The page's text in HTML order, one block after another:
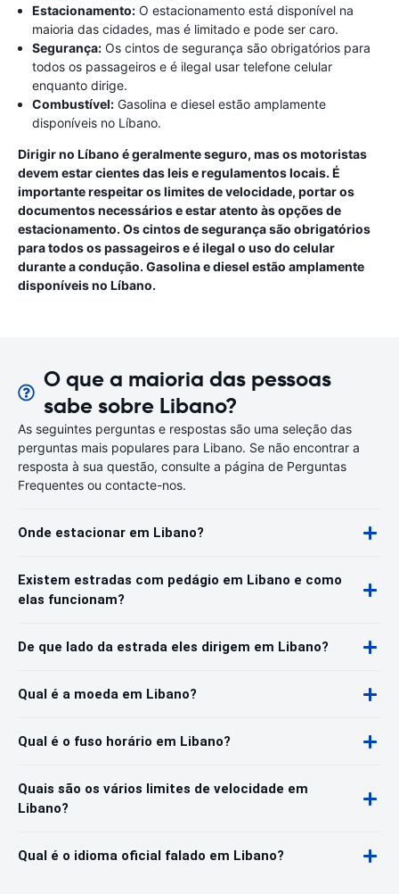
Estacionamento: O estacionamento está disponível na
maioria das cidades, mas é limitado e pode ser caro.
Segurança: Os cintos de segurança são obrigatórios para
todos os passageiros e é ilegal usar telefone celular
enquanto dirige.
Combustível: Gasolina e diesel estão amplamente
disponíveis no Líbano.
Dirigir no Líbano é geralmente seguro, mas os motoristas
devem estar cientes das leis e regulamentos locais. É
importante respeitar os limites de velocidade, portar os
documentos necessários e estar atento às opções de
estacionamento. Os cintos de segurança são obrigatórios
para todos os passageiros e é ilegal o uso do celular
durante a condução. Gasolina e diesel estão amplamente
disponíveis no Líbano.
O que a maioria das pessoas
sabe sobre Libano?
As seguintes perguntas e respostas são uma seleção das
perguntas mais populares para Libano. Se não encontrar a
resposta à sua questão, consulte a página de Perguntas
Frequentes ou contacte-nos.
Onde estacionar em Libano?
Existem estradas com pedágio em Libano e como
elas funcionam?
De que lado da estrada eles dirigem em Libano?
Qual é a moeda em Libano?
Qual é o fuso horário em Libano?
Quais são os vários limites de velocidade em
Libano?
Qual é o idioma oficial falado em Libano?